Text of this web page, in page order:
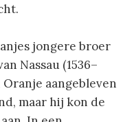
jongere broer
Nassau (1536–
Oranje aangebleven
maar hij kon de